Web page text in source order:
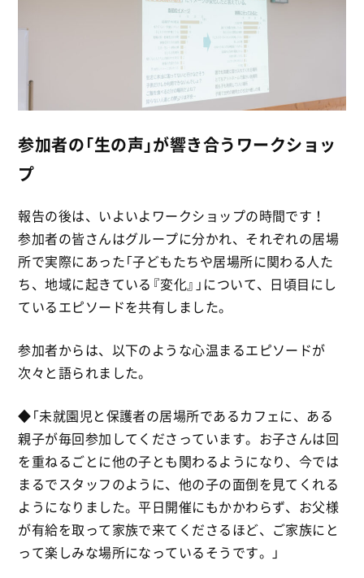
参加者の「生の声」が響き合うワークショッ
プ
報告の後は、いよいよワークショップの時間です！
参加者の皆さんはグループに分かれ、それぞれの居場
所で実際にあった「子どもたちや居場所に関わる人た
ち、地域に起きている『変化』」について、日頃目にし
ているエピソードを共有しました。
参加者からは、以下のような心温まるエピソードが
次々と語られました。
◆「未就園児と保護者の居場所であるカフェに、ある
親子が毎回参加してくださっています。お子さんは回
を重ねるごとに他の子とも関わるようになり、今では
まるでスタッフのように、他の子の面倒を見てくれる
ようになりました。平日開催にもかかわらず、お父様
が有給を取って家族で来てくださるほど、ご家族にと
って楽しみな場所になっているそうです。」